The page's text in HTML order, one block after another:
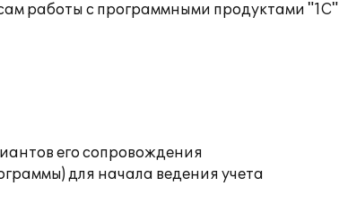
работы с программными продуктами "1С"
его сопровождения
для начала ведения учета